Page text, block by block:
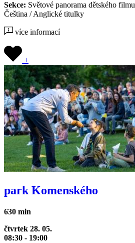
Sekce: Světové panorama dětského filmu
Čeština / Anglické titulky
více informací
+
park Komenského
630 min
čtvrtek 28. 05.
08:30 - 19:00